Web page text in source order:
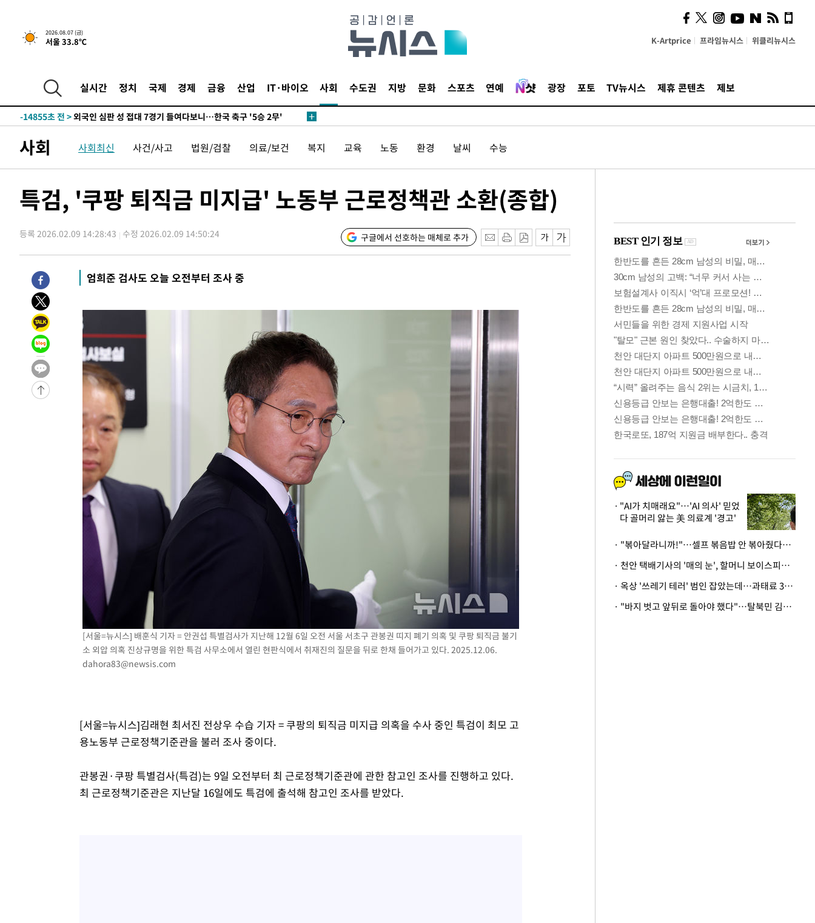
2026.08.07 (금)
서울 33.8℃ K-Artprice 프라임뉴시스 위클리뉴시스
실시간 정치 국제 경제 금융 산업 IT·바이오 사회 수도권 지방 문화 스포츠 연예 광장 포토 TV뉴시스 제휴 콘텐츠 제보
-22506초 전 >[속보]이 대통령, '호우피해' 안동·의성 관할 4개 면 특별재난지역
선포
-22469초 전 >[단독]중수청 지원 검사들, 정원 초과 시 낮은 계급 임용…희망지 못
-18746초 전 >
-15602초 전 >
여자배구 이재영·이다영 자매, 아제르바이잔 투란VC 입단
-14855초 전 > 외국인 심판 성 접대 7경기 들여다보니…한국 축구 '5승 2무'
-14542초 전 >
[속보]코스피, 6200선 약보합…0.60% 내린 6258.77에 마쳐
-11501초 전 >
[속보]종합특검, '계엄 수용공간 확보' 신용해 前교정본부장 기소
-10374초 전 >
-10345초 전 >11시간 압수수색에 성접대 파문까지…'쑥대밭' 된 축구협회
-1050초 전 >
[속보] 7월 중국 수출 23.9%↑ 수입 27.5%↑…무역총액 25.3%↑
29분 전 >
-31909초 전 >
[속보]이 대통령 "부동산 공급 기존 사고방식 매달리지 말고 과감히
실천"
-30994초 전 >
이란, "오만과 '중앙 단일 루트' 합의…북쪽 인바운드·남쪽 아웃바
운드는 임시"
-22562초 전 >
"낮 기온 소폭 하락"…수도권 폭염중대경보, 폭염경보로 하향
-22526초 전 >
[속보]이 대통령, '호우피해' 안동·의성 관할 4개 면 특별재난지역
선포
-22489초 전 >
[단독]중수청 지원 검사들, 정원 초과 시 낮은 계급 임용…희망지 못
갈 수도
-20460초 전 >
낮 최고 37도 찜통더위…곳곳 소나기·강원 많은 비[내일날씨]
SK하이닉스, 용인·청주 팹에 54조 투자…"AI 메모리 수요 선제 대
여자배구 이재영·이다영 자매, 아제르바이잔 투란VC 입단
외국인 심판 성 접대 7경기 들여다보니…한국 축구 '5승 2무'
[속보]코스닥, 2.86포인트(0.36%) 내린 798.81마감
[속보]코스피, 6200선 약보합…0.60% 내린 6258.77에 마쳐
[속보]원·달러 환율, 7.7원 내린 1416.1원 마감
[속보] 노원서 40.1도 관측…서울, 2018년 이후 첫 40도
[속보]종합특검, '계엄 수용공간 확보' 신용해 前교정본부장 기소
외신들도 주목한 韓축구 파문…"국민적 공분에 수사 재개"
11시간 압수수색에 성접대 파문까지…'쑥대밭' 된 축구협회
[속보]규제합리화위원회 부위원장에 김태유 서울대 공대 교수…이병
[속보]국힘 윤리위, '돌려차기 발언' 진종오·서범수 징계 절차 개시
[속보] 7월 중국 수출 23.9%↑ 수입 27.5%↑…무역총액 25.3%↑
[속보]'채상병 순직 책임' 임성근, 항소심도 징역 3년
사회 사회최신 사건/사고 법원/검찰 의료/보건 복지 교육 노동 환경 날씨 수능
특검, '쿠팡 퇴직금 미지급' 노동부 근로정책관 소환(종합)
등록 2026.02.09 14:28:43 수정 2026.02.09 14:50:24 구글에서 선호하는 매체로 추가
엄희준 검사도 오늘 오전부터 조사 중
[서울=뉴시스] 배훈식 기자 = 안권섭 특별검사가 지난해 12월 6일 오전 서울 서초구 관봉권 띠지 폐기 의혹 및 쿠팡 퇴직금 불기
소 외압 의혹 진상규명을 위한 특검 사무소에서 열린 현판식에서 취재진의 질문을 뒤로 한채 들어가고 있다. 2025.12.06.
dahora83@newsis.com
[서울=뉴시스]김래현 최서진 전상우 수습 기자 = 쿠팡의 퇴직금 미지급 의혹을 수사 중인 특검이 최모 고
용노동부 근로정책기준관을 불러 조사 중이다.
관봉권·쿠팡 특별검사(특검)는 9일 오전부터 최 근로정책기준관에 관한 참고인 조사를 진행하고 있다.
최 근로정책기준관은 지난달 16일에도 특검에 출석해 참고인 조사를 받았다.
시, 스마트폰 액세서리에
NFC 더했다
"AI가 치매래요"…'AI 의사' 믿었
다 골머리 앓는 美 의료계 '경고'
· "볶아달라니까!"…셀프 볶음밥 안 볶아줬다고 사장 폭행한 손님
· 천안 택배기사의 '매의 눈', 할머니 보이스피싱 피해 막아
· 옥상 '쓰레기 테러' 범인 잡았는데…과태료 3만원 처분에 숙박업주 허탈
· "바지 벗고 앞뒤로 돌아야 했다"…탈북민 김서아, 기쁨조 검사 수치심 회상